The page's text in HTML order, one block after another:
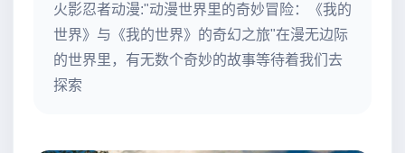
火影忍者动漫:"动漫世界里的奇妙冒险：《我的
世界》与《我的世界》的奇幻之旅"在漫无边际
的世界里，有无数个奇妙的故事等待着我们去
探索